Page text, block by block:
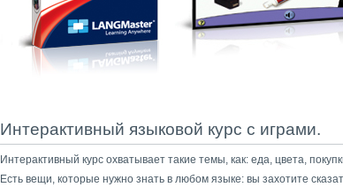
Интерактивный языковой курс с играми.
Интерактивный курс охватывает такие темы, как: еда, цвета,
Есть вещи, которые нужно знать в любом языке: вы захотите